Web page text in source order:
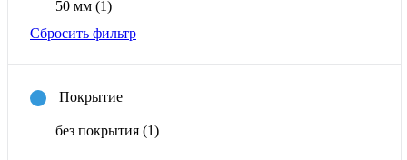
50 мм (1)
Сбросить фильтр
Покрытие
без покрытия (1)